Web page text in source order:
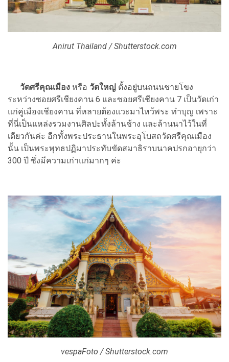
Anirut Thailand / Shutterstock.com
วัดศรีคุณเมือง หรือ วัดใหญ่ ตั้งอยู่บนถนนชายโขง
ระหว่างซอยศรีเชียงคาน 6 และซอยศรีเชียงคาน 7 เป็นวัดเก่า
แก่คู่เมืองเชียงคาน ที่หลายต้องแวะมาไหว้พระ ทำบุญ เพราะ
ที่นี่เป็นแหล่งรวมงานศิลปะทั้งล้านช้าง และล้านนาไว้ในที่
เดียวกันค่ะ อีกทั้งพระประธานในพระอุโบสถวัดศรีคุณเมือง
นั้น เป็นพระพุทธปฏิมาประทับขัดสมาธิราบนาคปรกอายุกว่า
300 ปี ซึ่งมีความเก่าแก่มากๆ ค่ะ
vespaFoto / Shutterstock.com